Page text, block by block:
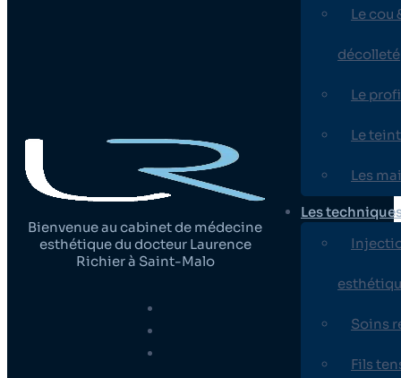
Bienvenue au cabinet de médecine
esthétique du docteur Laurence
Richier à Saint-Malo
Le cou
décolleté
Le
Le teint
Les
Les
Soins
Fils